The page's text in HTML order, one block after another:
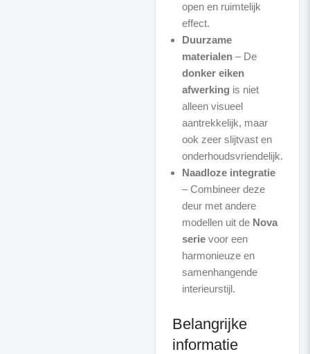
open en ruimtelijk
effect.
Duurzame
materialen– De
donker eiken
afwerking is niet
alleen visueel
aantrekkelijk, maar
ook zeer slijtvast en
onderhoudsvriendelijk.
Naadloze integratie
– Combineer deze
deur met andere
modellen uit de Nova
serievoor een
harmonieuze en
samenhangende
interieurstijl.
Belangrijke
informatie